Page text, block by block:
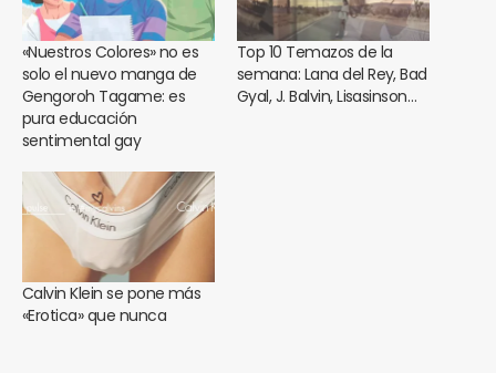
«Nuestros Colores» no es
solo el nuevo manga de
Gengoroh Tagame: es
pura educación
sentimental gay
Top 10 Temazos de la
semana: Lana del Rey, Bad
Gyal, J. Balvin, Lisasinson…
Calvin Klein se pone más
«Erotica» que nunca